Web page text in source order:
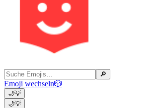
🔎
Emoji wechseln🎲
🌙💡
🌙💡